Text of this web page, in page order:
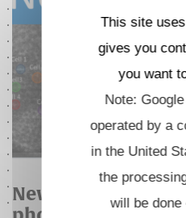
New publication in
This site
gives you
you want
Note:
operated by a
in the United
the
will be done